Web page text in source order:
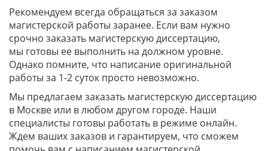
Рекомендуем всегда обращаться за заказом
магистерской работы заранее. Если вам нужно
срочно заказать магистерскую диссертацию,
мы готовы ее выполнить на должном уровне.
Однако помните, что написание оригинальной
работы за 1-2 суток просто невозможно.
Мы предлагаем заказать магистерскую диссертацию
в Москве или в любом другом городе. Наши
специалисты готовы работать в режиме онлайн.
Ждем ваших заказов и гарантируем, что сможем